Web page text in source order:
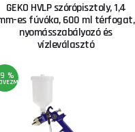
GEKO HVLP szórópisztoly, 1,4
es fúvóka, 600 ml térfogat,
nyomásszabályozó és
vízleválasztó
%